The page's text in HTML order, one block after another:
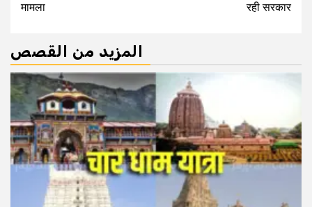
मामला
रही सरकार
المزيد من القصص